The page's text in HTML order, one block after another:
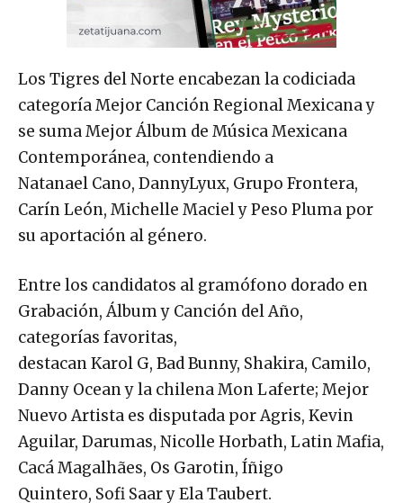
Los Tigres del Norte encabezan la codiciada
categoría Mejor Canción Regional Mexicana y
se suma Mejor Álbum de Música Mexicana
Contemporánea, contendiendo a
Natanael Cano, DannyLyux, Grupo Frontera,
Carín León, Michelle Maciel y Peso Pluma por
su aportación al género.
Entre los candidatos al gramófono dorado en
Grabación, Álbum y Canción del Año,
categorías favoritas,
destacan Karol G, Bad Bunny, Shakira, Camilo,
Danny Ocean y la chilena Mon Laferte; Mejor
Nuevo Artista es disputada por Agris, Kevin
Aguilar, Darumas, Nicolle Horbath, Latin Mafia,
Cacá Magalhães, Os Garotin, Íñigo
Quintero, Sofi Saar y Ela Taubert.